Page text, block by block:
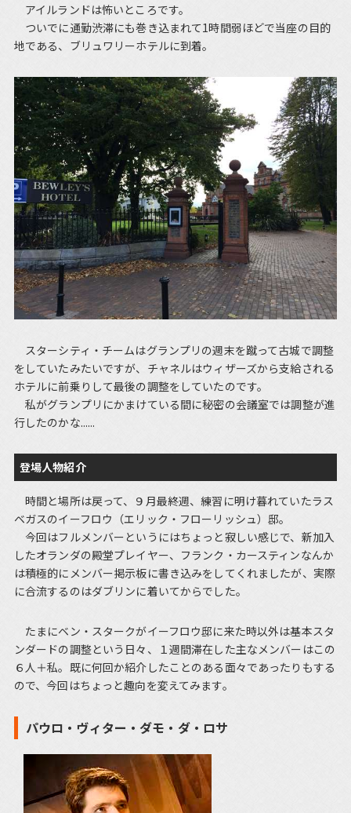
アイルランドは怖いところです。
ついでに通勤渋滞にも巻き込まれて1時間弱ほどで当座の目的
地である、ブリュワリーホテルに到着。
スターシティ・チームはグランプリの週末を蹴って古城で調整
をしていたみたいですが、チャネルはウィザーズから支給される
ホテルに前乗りして最後の調整をしていたのです。
私がグランプリにかまけている間に秘密の会議室では調整が進
行したのかな......
登場人物紹介
時間と場所は戻って、９月最終週、練習に明け暮れていたラス
ベガスのイーフロウ（エリック・フローリッシュ）邸。
今回はフルメンバーというにはちょっと寂しい感じで、新加入
したオランダの殿堂プレイヤー、フランク・カースティンなんか
は積極的にメンバー掲示板に書き込みをしてくれましたが、実際
に合流するのはダブリンに着いてからでした。
たまにベン・スタークがイーフロウ邸に来た時以外は基本スタ
ンダードの調整という日々、１週間滞在した主なメンバーはこの
６人＋私。既に何回か紹介したことのある面々であったりもする
ので、今回はちょっと趣向を変えてみます。
パウロ・ヴィター・ダモ・ダ・ロサ